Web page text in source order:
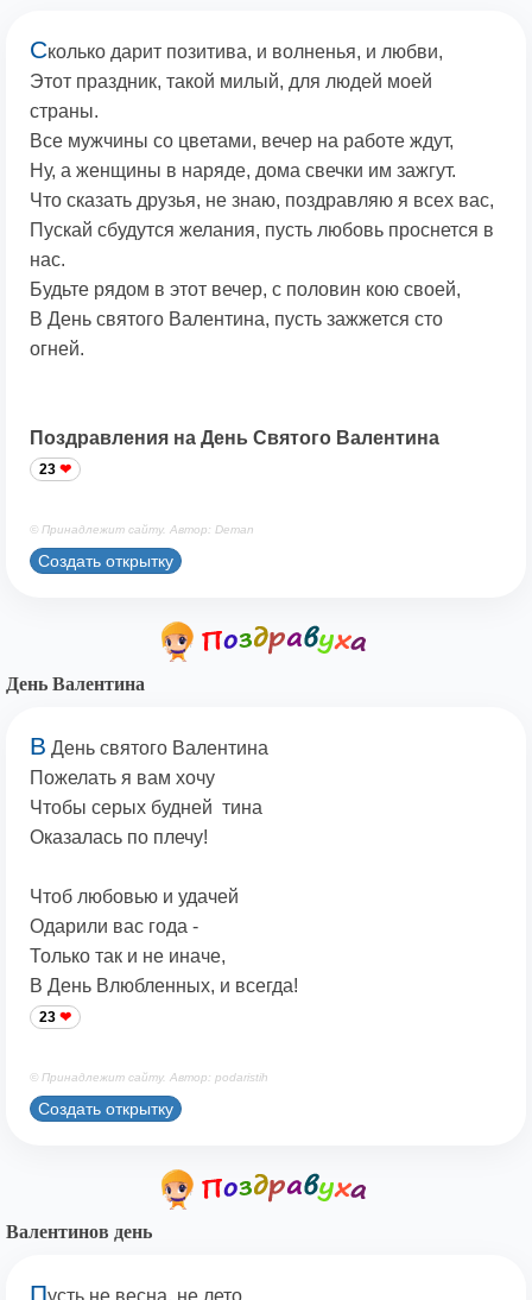
Сколько дарит позитива, и волненья, и любви,
Этот праздник, такой милый, для людей моей
страны.
Все мужчины со цветами, вечер на работе ждут,
Ну, а женщины в наряде, дома свечки им зажгут.
Что сказать друзья, не знаю, поздравляю я всех вас,
Пускай сбудутся желания, пусть любовь проснется в
нас.
Будьте рядом в этот вечер, с половин кою своей,
В День святого Валентина, пусть зажжется сто
огней.
Поздравления на День Святого Валентина
23
© Принадлежит сайту. Автор: Deman
Создать открытку
День Валентина
В День святого Валентина
Пожелать я вам хочу
Чтобы серых будней тина
Оказалась по плечу!
Чтоб любовью и удачей
Одарили вас года -
Только так и не иначе,
В День Влюбленных, и всегда!
23
© Принадлежит сайту. Автор: podaristih
Создать открытку
Валентинов день
Пусть не весна, не лето